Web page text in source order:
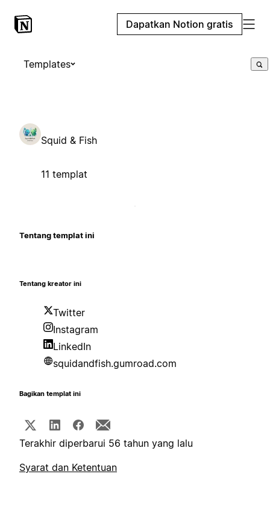
Dapatkan Notion gratis
Templates
Squid & Fish
11 templat
Tentang templat ini
Tentang kreator ini
Twitter
Instagram
LinkedIn
squidandfish.gumroad.com
Bagikan templat ini
Terakhir diperbarui 56 tahun yang lalu
Syarat dan Ketentuan